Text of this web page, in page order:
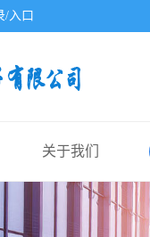
/入口
关于我们